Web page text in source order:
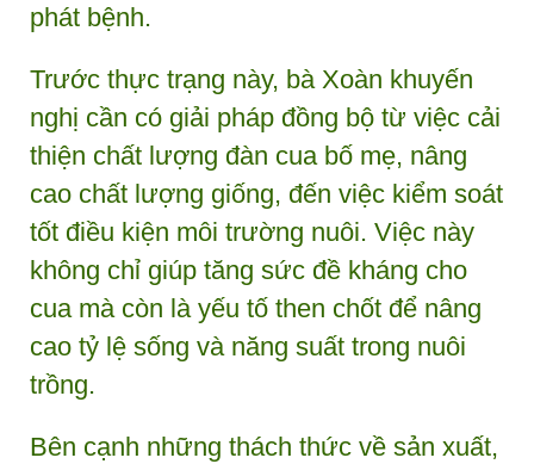
phát bệnh.
Trước thực trạng này, bà Xoàn khuyến
nghị cần có giải pháp đồng bộ từ việc cải
thiện chất lượng đàn cua bố mẹ, nâng
cao chất lượng giống, đến việc kiểm soát
tốt điều kiện môi trường nuôi. Việc này
không chỉ giúp tăng sức đề kháng cho
cua mà còn là yếu tố then chốt để nâng
cao tỷ lệ sống và năng suất trong nuôi
trồng.
Bên cạnh những thách thức về sản xuất,